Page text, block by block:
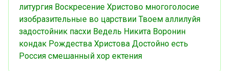
литургия Воскресение Христово многоголосие
изобразительные во царствии Твоем аллилуйя
задостойник пасхи Ведель Никита Воронин
кондак Рождества Христова Достойно есть
Россия смешанный хор ектения